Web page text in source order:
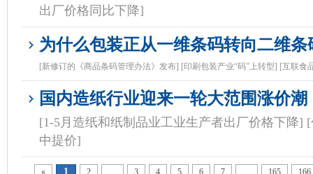
出厂价格同比下降]
为什么包装正从一维条码转向二维条
[新修订的《商品条码管理办法》发布] [印刷包装产业“码”上转型] [互联食
国内造纸行业迎来一轮大范围涨价潮
[1-5月造纸和纸制品业工业生产者出厂价格下降]
中提价]
« 1 2 … 3 4 5 6 7 … 165 166